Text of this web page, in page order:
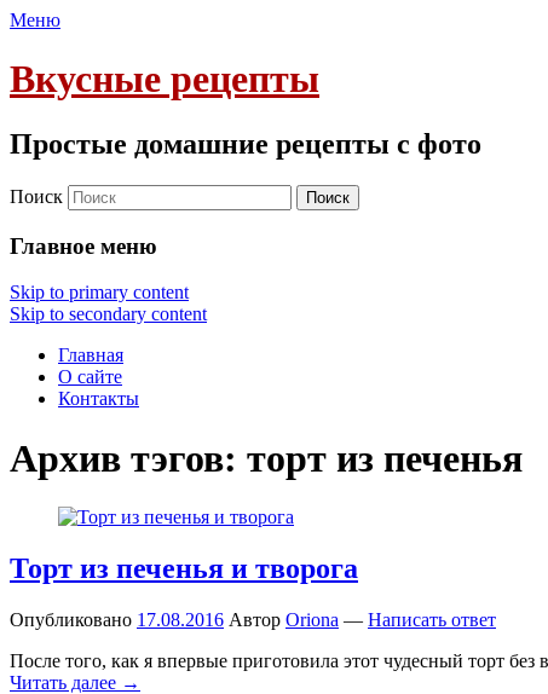
Меню
Вкусные рецепты
Простые домашние рецепты с фото
Поиск
Главное меню
Skip to primary content
Skip to secondary content
Главная
О сайте
Контакты
Архив тэгов: торт из печенья
Торт из печенья и творога
Опубликовано 17.08.2016 Автор Oriona — Написать ответ
После того, как я впервые приготовила этот чудесный торт
Читать далее →